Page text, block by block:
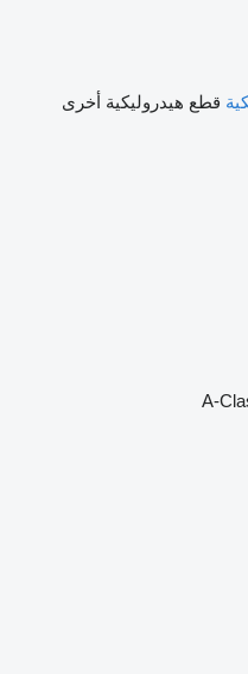
قطع هيدروليكية أخرى
A-